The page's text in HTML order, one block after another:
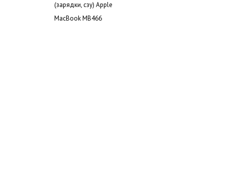
(зарядки, сзу) Apple
MacBook MB466